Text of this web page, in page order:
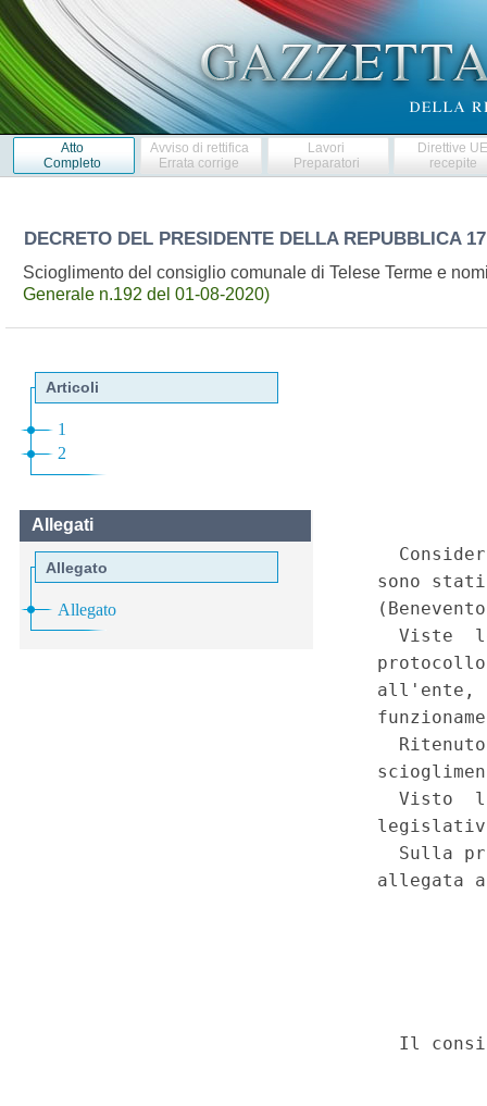
Atto
Completo
Avviso di rettifica
Errata corrige
Lavori
Preparatori
Direttive
recepite
DECRETO DEL PRESIDENTE DELLA REPUBBLICA
Scioglimento del consiglio comunale di Telese Terme e
Generale n.192 del 01-08-2020)